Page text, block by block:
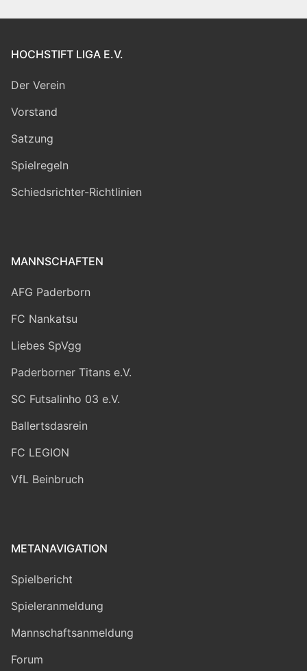
HOCHSTIFT LIGA E.V.
Der Verein
Vorstand
Satzung
Spielregeln
Schiedsrichter-Richtlinien
MANNSCHAFTEN
AFG Paderborn
FC Nankatsu
Liebes SpVgg
Paderborner Titans e.V.
SC Futsalinho 03 e.V.
Ballertsdasrein
FC LEGION
VfL Beinbruch
METANAVIGATION
Spielbericht
Spieleranmeldung
Mannschaftsanmeldung
Forum